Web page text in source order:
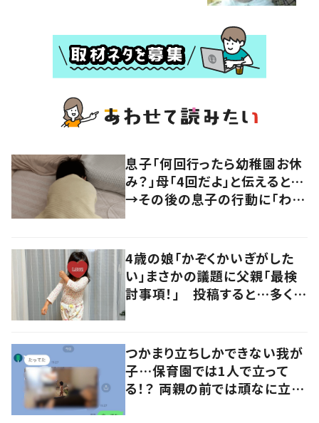
息子「何回行ったら幼稚園お休
み？」母「4回だよ」と伝えると…
→その後の息子の行動に「わか
4歳の娘「かぞくかいぎがした
い」まさかの議題に父親「最検
討事項！」 投稿すると…多くの
つかまり立ちしかできない我が
子…保育園では1人で立って
る！？ 両親の前では頑なに立た